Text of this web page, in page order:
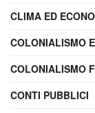
CLIMA ED
COLONIALISMO
COLONIALISMO
CONTI PUBBLICI